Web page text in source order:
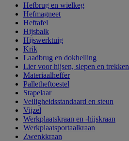
Hefbrug en wielkeg
Hefmagneet
Heftafel
Hijsbalk
Hijswerktuig
Krik
Laadbrug en dokhelling
Lier voor hijsen, slepen en trekken
Materiaalheffer
Palletheftoestel
Stapelaar
Veiligheidsstandaard en steun
Vijzel
Werkplaatskraan en -hijskraan
Werkplaatsportaalkraan
Zwenkkraan